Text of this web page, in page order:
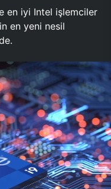
en iyi Intel işlemciler
en yeni nesil